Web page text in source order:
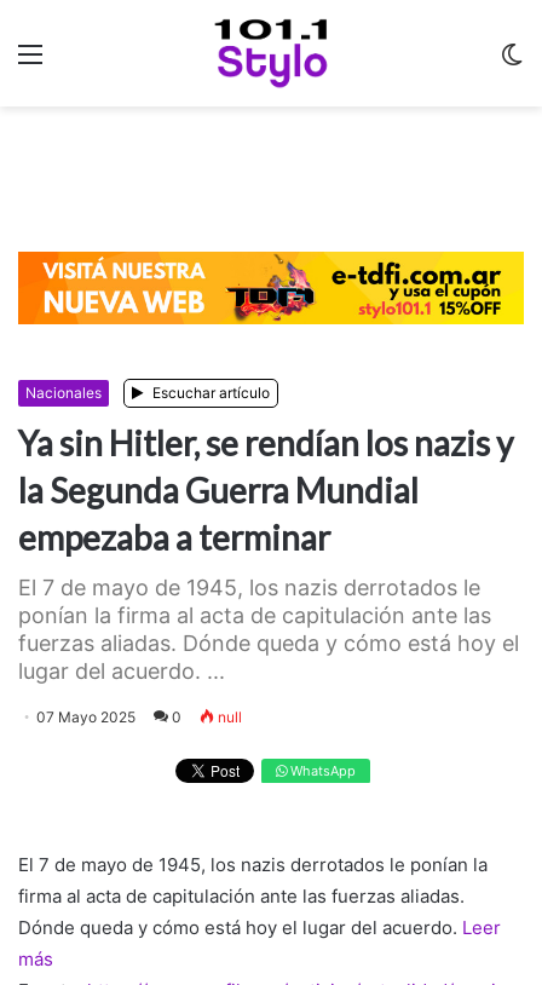
Nacionales Escuchar artículo
Ya sin Hitler, se rendían los nazis y
la Segunda Guerra Mundial
empezaba a terminar
El 7 de mayo de 1945, los nazis derrotados le
ponían la firma al acta de capitulación ante las
fuerzas aliadas. Dónde queda y cómo está hoy el
lugar del acuerdo. ...
07 Mayo 2025 0 null
WhatsApp
El 7 de mayo de 1945, los nazis derrotados le ponían la
firma al acta de capitulación ante las fuerzas aliadas.
Dónde queda y cómo está hoy el lugar del acuerdo. Leer
más